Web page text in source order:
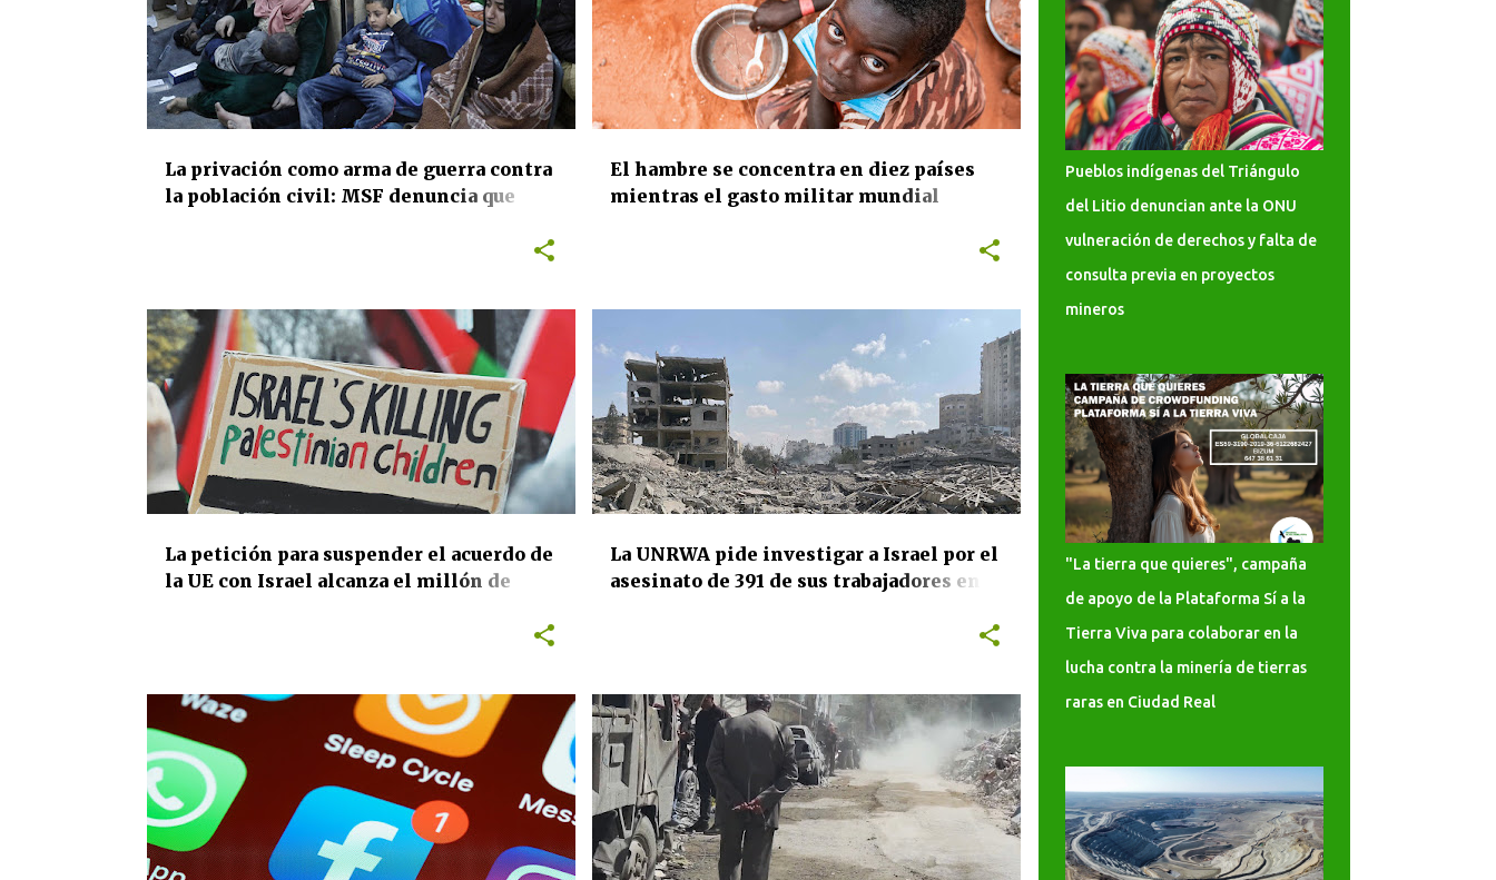
La privación como arma de guerra contra
la población civil: MSF denuncia que
“alarmantes” de desnutrición infantil y
El hambre se concentra en diez países
mientras el gasto militar mundial
La petición para suspender el acuerdo de
la UE con Israel alcanza el millón de
ACTIVISMO DERECHOS HUMANOS INTERNACIONAL
La UNRWA pide investigar a Israel por el
asesinato de 391 de sus trabajadores en
DERECHOS HUMANOS INTERNACIONAL
DERECHOS HUMANOS INTERNACIONAL DERECHOS HUMANOS INTERNACIONAL
Pueblos indígenas del Triángulo
del Litio denuncian ante la ONU
vulneración de derechos y falta de
consulta previa en proyectos
mineros
"La tierra que quieres", campaña
de apoyo de la Plataforma Sí a la
Tierra Viva para colaborar en la
lucha contra la minería de tierras
raras en Ciudad Real